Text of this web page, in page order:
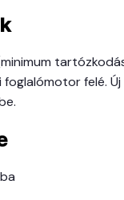
felé.